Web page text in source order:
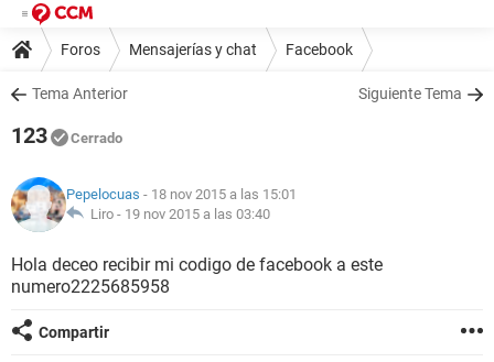
Foros Mensajerías y chat Facebook
Tema Anterior Siguiente Tema
123 Cerrado
Pepelocuas - 18 nov 2015 a las 15:01
Liro - 19 nov 2015 a las 03:40
Hola deceo recibir mi codigo de facebook a este
numero2225685958
Compartir